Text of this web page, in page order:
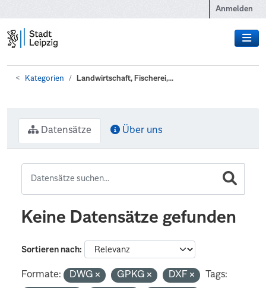
Anmelden
Kategorien Landwirtschaft, Fischerei,...
Datensätze Über uns
Keine Datensätze gefunden
Sortieren nach
Formate: DWG GPKG DXF
Tags: